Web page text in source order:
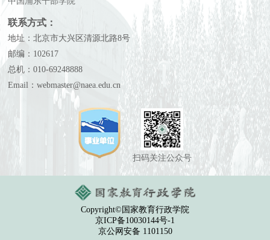
联系方式：
地址：北京市大兴区清源北路8号
邮编：102617
总机：010-69248888
Email：webmaster@naea.edu.cn
扫码关注公众号
Copyright©国家教育行政学院
京ICP备10030144号-1
京公网安备 1101150